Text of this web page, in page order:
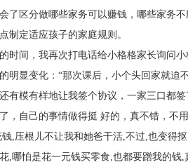
了区分做哪些家务可以赚钱，哪些家务
制定适应孩子的家庭规则。
时间，我再次打电话给小格格家长询问
明显变化：“那次课后，小个头回家就迫
有模有样地让我签个协议，一家三口都
，自己的事情做得挺 好的，真不错，不
,压根儿不让我和她爸干活,不过,也变得
,哪怕是花一元钱买零食,也都要蹭我的